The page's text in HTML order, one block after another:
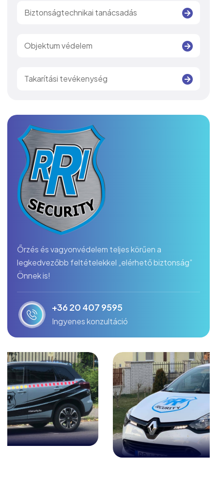
Biztonságtechnikai tanácsadás
Objektum védelem
Takarítási tevékenység
Őrzés és vagyonvédelem teljes körűen a
legkedvezőbb feltételekkel „elérhető biztonság”
Önnek is!
+36 20 407 9595
Ingyenes konzultáció